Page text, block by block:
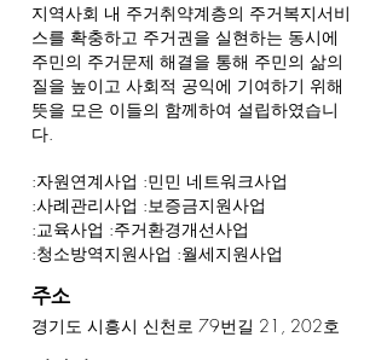
지역사회 내 주거취약계층의 주거복지서비
스를 확충하고 주거권을 실현하는 동시에
주민의 주거문제 해결을 통해 주민의 삶의
질을 높이고 사회적 공익에 기여하기 위해
뜻을 모은 이들의 함께하여 설립하였습니
다.
:자원연계사업 :민민 네트워크사업
:사례관리사업 :보증금지원사업
:교육사업 :주거환경개선사업
:청소방역지원사업 :월세지원사업
주소
경기도 시흥시 신천로 79번길 21, 202호